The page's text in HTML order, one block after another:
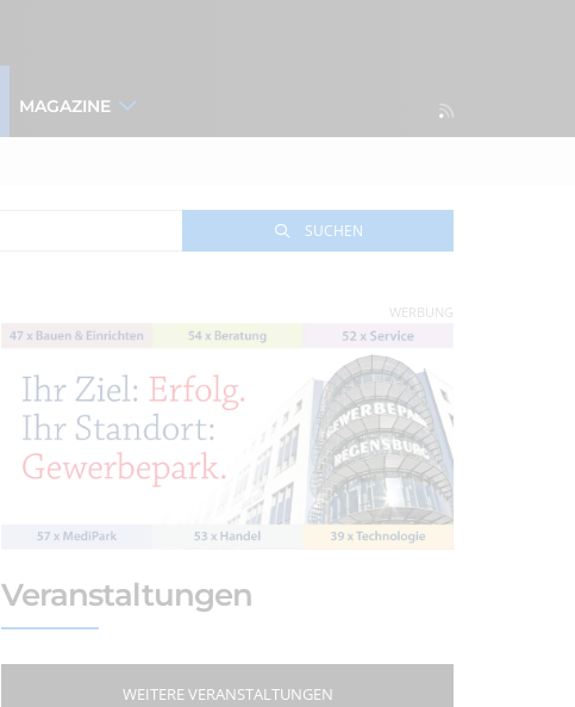
MAGAZINE
SUCHEN
WERBUNG
Veranstaltungen
WEITERE VERANSTALTUNGEN